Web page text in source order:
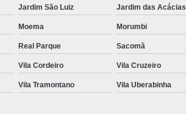
Jardim São Luiz Jardim das Acácias
Moema Morumbi
Real Parque Sacomã
Vila Cordeiro Vila Cruzeiro
Vila Tramontano Vila Uberabinha